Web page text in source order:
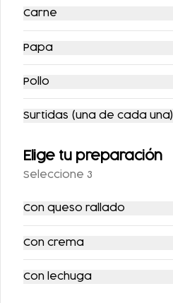
Carne
Papa
Pollo
Surtidas (una de cada una)
Elige tu preparación
Seleccione 3
Con queso rallado
Con crema
Con lechuga